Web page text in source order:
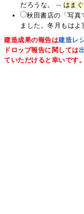
だろうな。 -- はまぐ
秋田書店の「写真
ました。冬月もは
建造成果の報告は建造レ
ドロップ報告に関しては
ていただけると幸いです。